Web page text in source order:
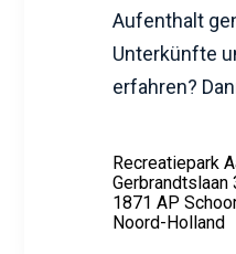
Aufenthalt
Unterkünfte
erfahren?
Recreatiepark
Gerbrandtslaan
1871 AP
Noord-Holland